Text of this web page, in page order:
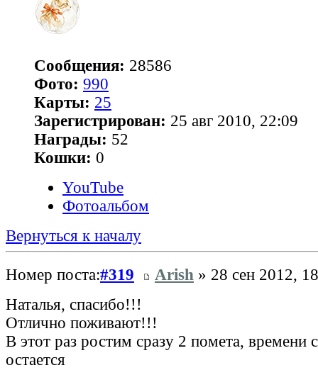
Сообщения: 28586
Фото: 990
Карты: 25
Зарегистрирован: 25 авг 2010, 22:09
Награды: 52
Кошки: 0
YouTube
Фотоальбом
Вернуться к началу
Номер поста:#319 Arish » 28 сен 2012,
Наталья, спасибо!!!
Отлично поживают!!!
В этот раз ростим сразу 2 помета, времени
остается